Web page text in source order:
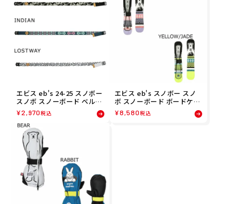
エビス eb's 24-25 スノボー
スノボ スノーボード ベルト
エラスティック ベルト ELA
STIC BELT 4400813
¥2,970税込
エビス eb's スノボー スノ
ボ スノーボード ボードケー
ス ニット カバー ベアー KNI
T COVER BEAR 4400313 メ
¥8,580税込